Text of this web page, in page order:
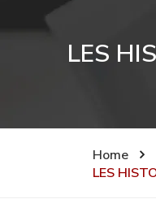
LES
Home
LES